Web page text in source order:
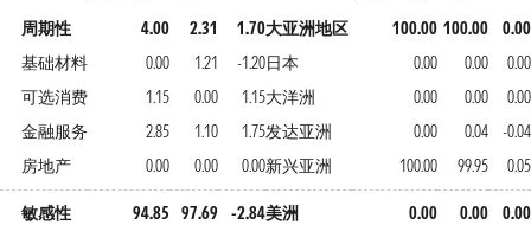
周期性
4.00 2.31
1.70
基础材料
0.00 1.21
-1.20
可选消费
1.15 0.00
1.15
金融服务
2.85 1.10
1.75
房地产
0.00 0.00 0.00
敏感性 94.85 97.69
-2.84
大亚洲地区
100.00 100.00
0.00
日本
0.00 0.00
0.00
大洋洲
0.00 0.00
0.00
发达亚洲
0.00 0.04
-0.04
新兴亚洲
100.00 99.95 0.05
美洲 0.00 0.00
0.00